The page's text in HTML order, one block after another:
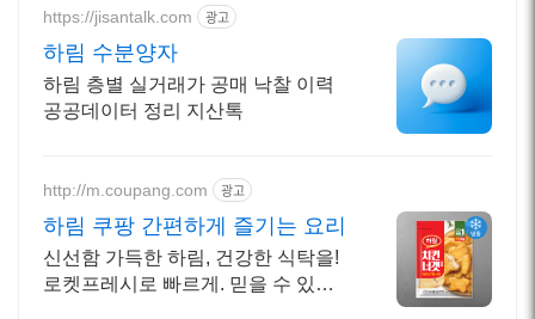
https://jisantalk.com 광고
하림 수분양자
하림 층별 실거래가 공매 낙찰 이력
공공데이터 정리 지산톡
http://m.coupang.com 광고
하림 쿠팡 간편하게 즐기는 요리
신선함 가득한 하림, 건강한 식탁을!
로켓프레시로 빠르게. 믿을 수 있는